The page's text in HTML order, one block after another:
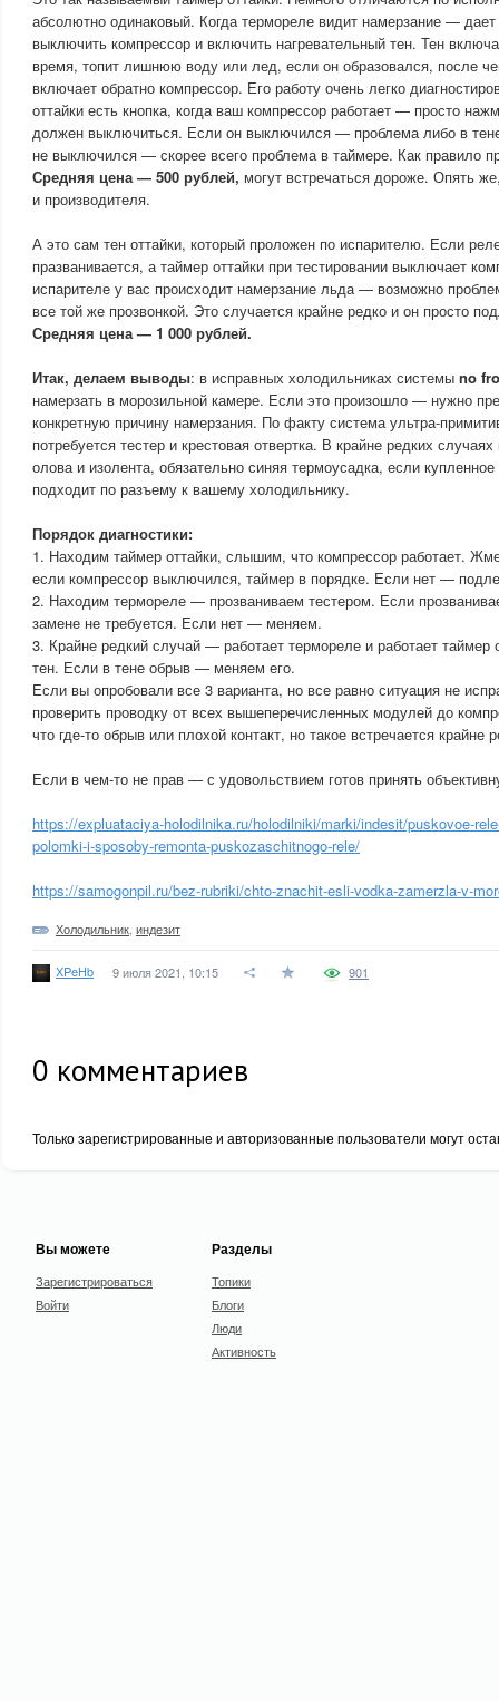
абсолютно одинаковый. Когда термореле видит намерзание —
выключить компрессор и включить нагревательный тен. Тен
время, топит лишнюю воду или лед, если он образовался, после
включает обратно компрессор. Его работу очень легко
оттайки есть кнопка, когда ваш компрессор работает — просто
должен выключиться. Если он выключился — проблема либо в
не выключился — скорее всего проблема в таймере. Как правило
Средняя цена — 500 рублей, могут встречаться дороже. Опять
и производителя.
А это сам тен оттайки, который проложен по испарителю. Если
празванивается, а таймер оттайки при тестировании выключает
испарителе у вас происходит намерзание льда — возможно
все той же прозвонкой. Это случается крайне редко и он просто
Средняя цена — 1 000 рублей.
Итак, делаем выводы: в исправных холодильниках системы no
намерзать в морозильной камере. Если это произошло — нужно
конкретную причину намерзания. По факту система ультра-
потребуется тестер и крестовая отвертка. В крайне редких
олова и изолента, обязательно синяя термоусадка, если
подходит по разъему к вашему холодильнику.
Порядок диагностики:
1. Находим таймер оттайки, слышим, что компрессор работает.
если компрессор выключился, таймер в порядке. Если нет —
2. Находим термореле — прозваниваем тестером. Если
замене не требуется. Если нет — меняем.
3. Крайне редкий случай — работает термореле и работает таймер
тен. Если в тене обрыв — меняем его.
Если вы опробовали все 3 варианта, но все равно ситуация не
проверить проводку от всех вышеперечисленных модулей до
что где-то обрыв или плохой контакт, но такое встречается крайне
Если в чем-то не прав — с удовольствием готов принять
https://expluataciya-holodilnika.ru/holodilniki/marki/indesit/puskovoe-
polomki-i-sposoby-remonta-puskozaschitnogo-rele/
https://samogonpil.ru/bez-rubriki/chto-znachit-esli-vodka-zamerzla-v-
Холодильник индезит
XPeHb 9 июля 2021, 10:15 901
0 комментариев
Только зарегистрированные и авторизованные пользователи могут
Вы можете
Зарегистрироваться
Войти
Разделы
Топики
Блоги
Люди
Активность